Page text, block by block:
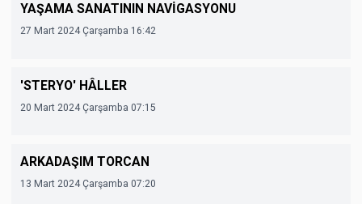
YAŞAMA SANATININ NAVİGASYONU
27 Mart 2024 Çarşamba 16:42
'STERYO' HÂLLER
20 Mart 2024 Çarşamba 07:15
ARKADAŞIM TORCAN
13 Mart 2024 Çarşamba 07:20